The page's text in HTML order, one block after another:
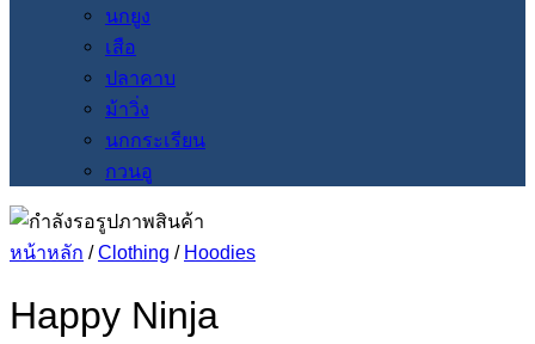
นกยูง
เสือ
ปลาคาบ
ม้าวิ่ง
นกกระเรียน
กวนอู
หน้าหลัก / Clothing / Hoodies
Happy Ninja